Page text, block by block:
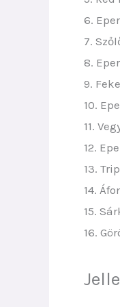
6.
7.
8.
9.
10.
11.
12.
13.
14.
15.
16.